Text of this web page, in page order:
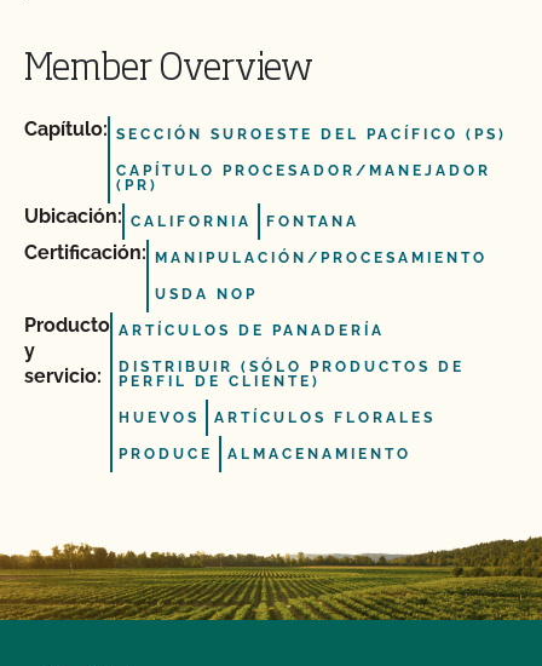
Member Overview
Capítulo: SECCIÓN SUROESTE DEL PACÍFICO (PS)
CAPÍTULO PROCESADOR/MANEJADOR
(PR)
Ubicación: CALIFORNIA FONTANA
Certificación: MANIPULACIÓN/PROCESAMIENTO
USDA NOP
Producto
y
servicio:
ARTÍCULOS DE PANADERÍA
DISTRIBUIR (SÓLO PRODUCTOS DE
PERFIL DE CLIENTE)
HUEVOS ARTÍCULOS FLORALES
PRODUCE ALMACENAMIENTO